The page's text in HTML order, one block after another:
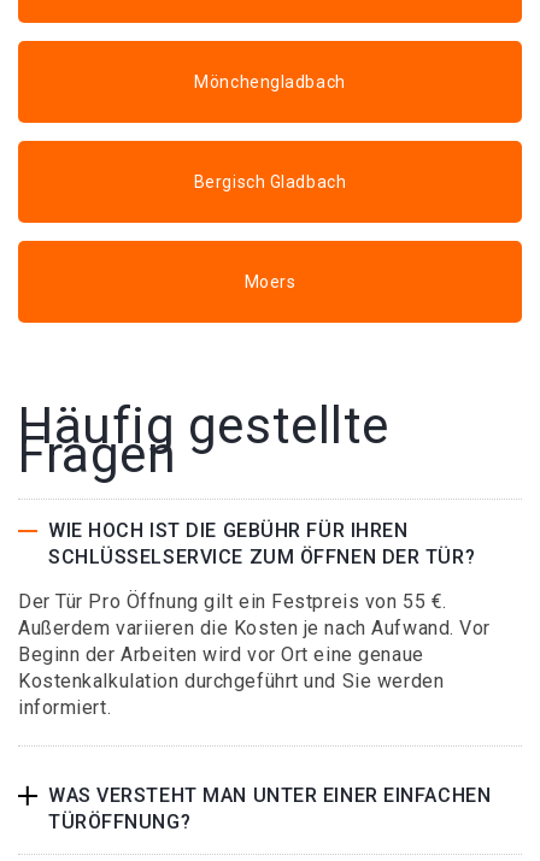
Mönchengladbach
Bergisch Gladbach
Moers
Häufig gestellte
Fragen
WIE HOCH IST DIE GEBÜHR FÜR IHREN
SCHLÜSSELSERVICE ZUM ÖFFNEN DER TÜR?
Der Tür Pro Öffnung gilt ein Festpreis von 55 €.
Außerdem variieren die Kosten je nach Aufwand. Vor
Beginn der Arbeiten wird vor Ort eine genaue
Kostenkalkulation durchgeführt und Sie werden
informiert.
WAS VERSTEHT MAN UNTER EINER EINFACHEN
TÜRÖFFNUNG?